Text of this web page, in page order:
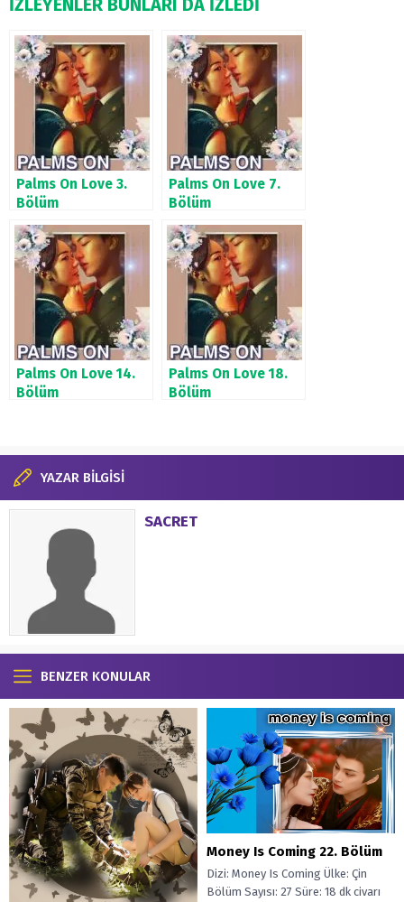
İZLEYENLER BUNLARI DA İZLEDİ
Palms On Love 3.
Bölüm
Palms On Love 7.
Bölüm
Palms On Love 14.
Bölüm
Palms On Love 18.
Bölüm
YAZAR BİLGİSİ
SACRET
BENZER KONULAR
Money Is Coming 22. Bölüm
Dizi: Money Is Coming Ülke: Çin
Bölüm Sayısı: 27 Süre: 18 dk civarı